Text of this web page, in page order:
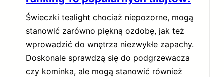
Świeczki tealight chociaż niepozorne, mogą
stanowić zarówno piękną ozdobę, jak też
wprowadzić do wnętrza niezwykłe zapachy.
Doskonale sprawdzą się do podgrzewacza
czy kominka, ale mogą stanowić również